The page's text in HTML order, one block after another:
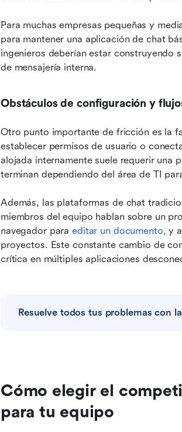
Para muchas empresas pequeñas y
para mantener una aplicación de chat
ingenieros deberían estar construyendo
de mensajería interna.
Obstáculos de configuración y
Otro punto importante de fricción es la
establecer permisos de usuario o
alojada internamente suele requerir una
terminan dependiendo del área de TI
Además, las plataformas de chat
miembros del equipo hablan sobre un
navegador para editar un documento, y
proyectos. Este constante cambio de
crítica en múltiples aplicaciones
Resuelve todos tus problemas con
Cómo elegir el
para tu equipo